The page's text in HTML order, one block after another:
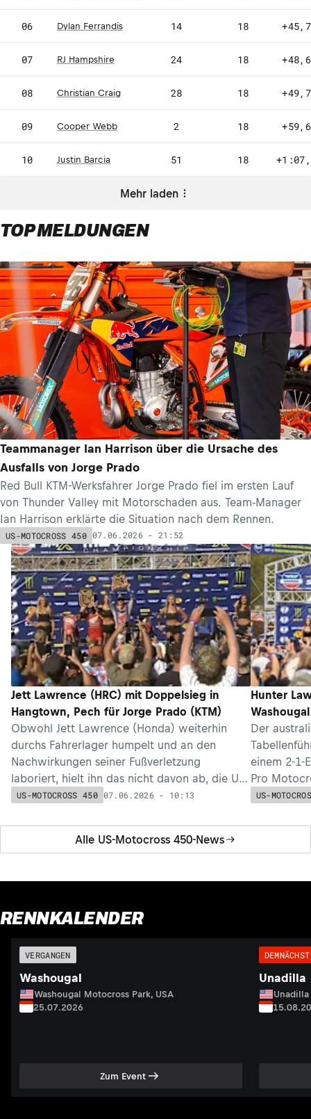
06 Dylan Ferrandis 14 18
07 RJ Hampshire 24 18
08 Christian Craig 28 18
09 Cooper Webb 2 18
10 Justin Barcia 51 18
Mehr laden
TOP MELDUNGEN
Teammanager Ian Harrison über die Ursache des
Ausfalls von Jorge Prado
Red Bull KTM-Werksfahrer Jorge Prado fiel im ersten Lauf
von Thunder Valley mit Motorschaden aus. Team-Manager
Ian Harrison erklärte die Situation nach dem Rennen.
US-MOTOCROSS 450 07.06.2026 - 21:52
Jett Lawrence (HRC) mit Doppelsieg in
Hangtown, Pech für Jorge Prado (KTM)
Obwohl Jett Lawrence (Honda) weiterhin
durchs Fahrerlager humpelt und an den
Nachwirkungen seiner Fußverletzung
laboriert, hielt ihn das nicht davon ab, die US
Nationals in Hangtown zu gewinnen.
US-MOTOCROSS 450 07.06.2026 - 10:13
Hunter
Der
einem 2-1-
Pro
vor Jett
US-
Alle US-Motocross 450-News
RENNKALENDER
VERGANGEN
Washougal
Washougal Motocross Park, USA
25.07.2026
Zum Event
DEMNÄCHST
Unadilla
Unadilla